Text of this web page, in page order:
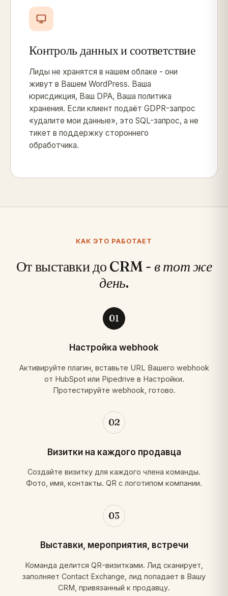
Контроль данных и соответствие
Лиды не хранятся в нашем облаке - они
живут в Вашем WordPress. Ваша
юрисдикция, Ваш DPA, Ваша политика
хранения. Если клиент подаёт GDPR-запрос
«удалите мои данные», это SQL-запрос, а не
тикет в поддержку стороннего
обработчика.
КАК ЭТО РАБОТАЕТ
От выставки до CRM - в тот же
день.
01
Настройка webhook
Активируйте плагин, вставьте URL Вашего webhook
от HubSpot или Pipedrive в Настройки.
Протестируйте webhook, готово.
02
Визитки на каждого продавца
Создайте визитку для каждого члена команды.
Фото, имя, контакты. QR с логотипом компании.
03
Выставки, мероприятия, встречи
Команда делится QR-визитками. Лид сканирует,
заполняет Contact Exchange, лид попадает в Вашу
CRM, привязанный к продавцу.